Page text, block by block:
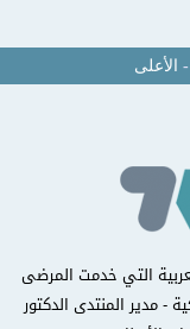
الأعلى
التي خدمت المرضى
- مدير المنتدى الدكتور